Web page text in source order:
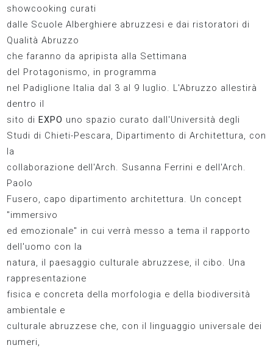
showcooking curati
dalle Scuole Alberghiere abruzzesi e dai ristoratori di
Qualità Abruzzo
che faranno da apripista alla Settimana
del Protagonismo, in programma
nel Padiglione Italia dal 3 al 9 luglio. L'Abruzzo allestirà
dentro il
sito di EXPO uno spazio curato dall'Università degli
Studi di Chieti-Pescara, Dipartimento di Architettura, con
la
collaborazione dell'Arch. Susanna Ferrini e dell'Arch.
Paolo
Fusero, capo dipartimento architettura. Un concept
"immersivo
ed emozionale" in cui verrà messo a tema il rapporto
dell'uomo con la
natura, il paesaggio culturale abruzzese, il cibo. Una
rappresentazione
fisica e concreta della morfologia e della biodiversità
ambientale e
culturale abruzzese che, con il linguaggio universale dei
numeri,